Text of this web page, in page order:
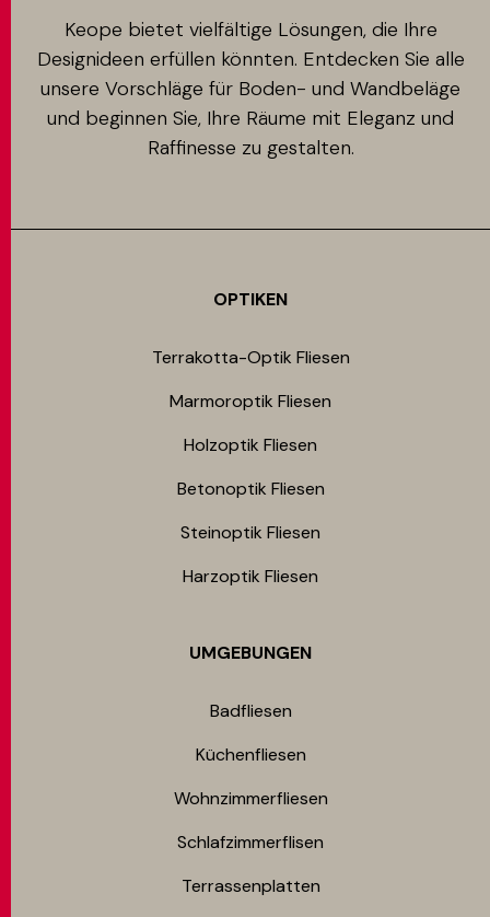
Keope bietet vielfältige Lösungen, die Ihre
Designideen erfüllen könnten. Entdecken Sie alle
unsere Vorschläge für Boden- und Wandbeläge
und beginnen Sie, Ihre Räume mit Eleganz und
Raffinesse zu gestalten.
OPTIKEN
Terrakotta-Optik Fliesen
Marmoroptik Fliesen
Holzoptik Fliesen
Betonoptik Fliesen
Steinoptik Fliesen
Harzoptik Fliesen
UMGEBUNGEN
Badfliesen
Küchenfliesen
Wohnzimmerfliesen
Schlafzimmerflisen
Terrassenplatten